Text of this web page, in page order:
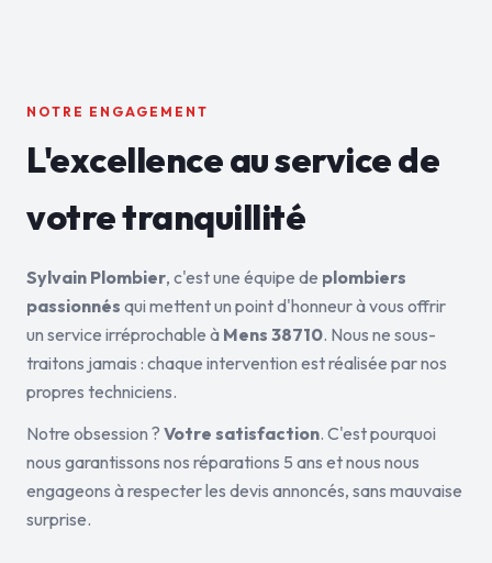
NOTRE ENGAGEMENT
L'excellence au service de
votre tranquillité
Sylvain Plombier, c'est une équipe de plombiers
passionnés qui mettent un point d'honneur à vous offrir
un service irréprochable à Mens 38710. Nous ne sous-
traitons jamais : chaque intervention est réalisée par nos
propres techniciens.
Notre obsession ? Votre satisfaction. C'est pourquoi
nous garantissons nos réparations 5 ans et nous nous
engageons à respecter les devis annoncés, sans mauvaise
surprise.